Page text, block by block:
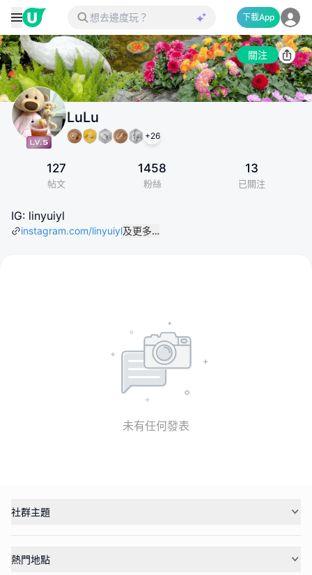
下載App
關注
LuLu
+26
127
帖文
1458
粉絲
13
已關注
IG: linyuiyl
instagram.com/linyuiyl及更多…
未有任何發表
社群主題
熱門地點